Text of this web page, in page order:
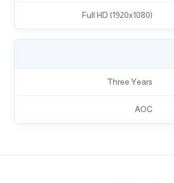
Full HD (1920x1080)
Three Years
AOC